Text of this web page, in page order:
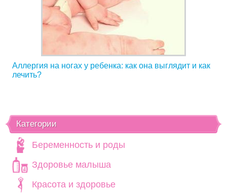
Аллергия на ногах у ребенка: как она выглядит и как
лечить?
Категории
Беременность и роды
Здоровье малыша
Красота и здоровье